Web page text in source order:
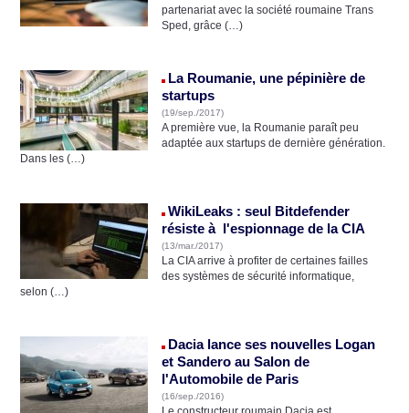
partenariat avec la société roumaine Trans
Sped, grâce (…)
La Roumanie, une pépinière de
startups
(19/sep./2017)
A première vue, la Roumanie paraît peu
adaptée aux startups de dernière génération.
Dans les (…)
WikiLeaks : seul Bitdefender
résiste à l'espionnage de la CIA
(13/mar./2017)
La CIA arrive à profiter de certaines failles
des systèmes de sécurité informatique,
selon (…)
Dacia lance ses nouvelles Logan
et Sandero au Salon de
l'Automobile de Paris
(16/sep./2016)